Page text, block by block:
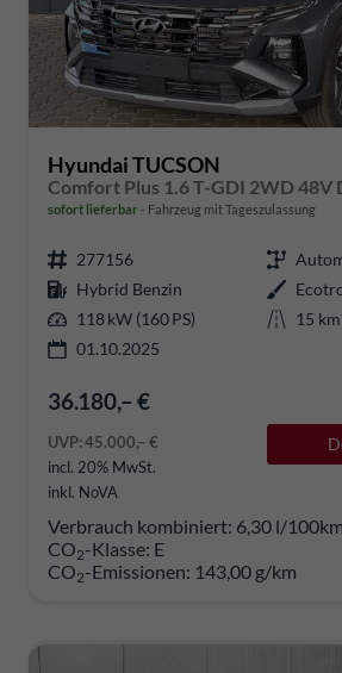
Hyundai TUCSON
sofort lieferbar Fahrzeug mit Tageszulassung
277156
Hybrid Benzin
118 kW (160 PS)
15 km
01.10.2025
36.180,– €
UVP:45.000,– €
incl. 20% MwSt.
inkl. NoVA
Verbrauch kombiniert: 6,30 l/100km
CO2-Klasse: E
CO2-Emissionen: 143,00 g/km